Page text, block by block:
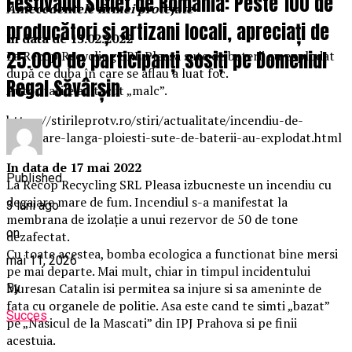
Antecedentele firmei protejate
In data de 13.02.2022
La Recop Recycling SRL Pleasa sute de baterii au explodat
după ce duba în care se aflau a luat foc.
Autoritatile au tacut „malc”.
https://stirileprotv.ro/stiri/actualitate/incendiu-de-
amploare-langa-ploiesti-sute-de-baterii-au-explodat.html
In data de 17 mai 2022
La Recop Recycling SRL Pleasa izbucneste un incendiu cu
degajare mare de fum. Incendiul s-a manifestat la
membrana de izolație a unui rezervor de 50 de tone
dezafectat.
Cu toate acestea, bomba ecologica a functionat bine mersi
pe mai departe. Mai mult, chiar in timpul incidentului
Muresan Catalin isi permitea sa injure si sa ameninte de
fata cu organele de politie. Asa este cand te simti „bazat”
pe „Nasicul de la Mascati” din IPJ Prahova si pe finii
acestuia.
producători și artizani locali, apreciați de
25.000 de participanți sosiți pe Domeniul
Regal Săvârșin
Published
3 luni ago
on
mai 11, 2026
By
Succes